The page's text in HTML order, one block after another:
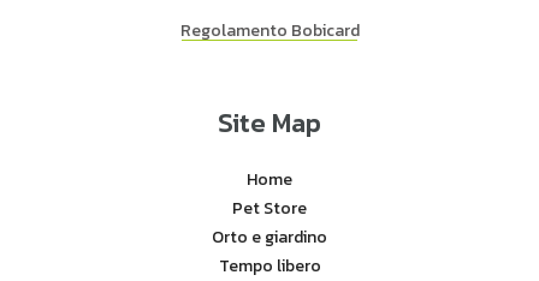
Regolamento Bobicard
Site Map
Home
Pet Store
Orto e giardino
Tempo libero